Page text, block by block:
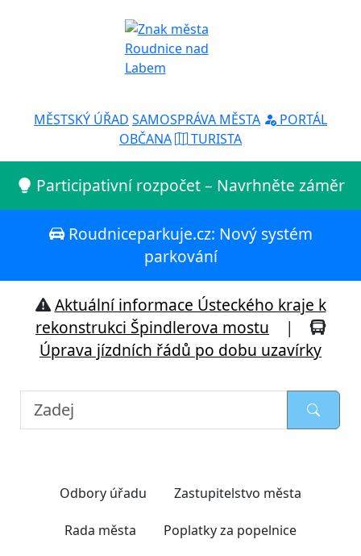
MĚSTSKÝ ÚŘAD SAMOSPRÁVA MĚSTA
PORTÁL
OBČANA
TURISTA
Participativní rozpočet – Navrhněte záměr
Roudniceparkuje.cz: Nový systém
parkování
Aktuální informace Ústeckého kraje k
rekonstrukci Špindlerova mostu |
Úprava jízdních řádů po dobu uzavírky
Odbory úřadu Zastupitelstvo města
Rada města Poplatky za popelnice